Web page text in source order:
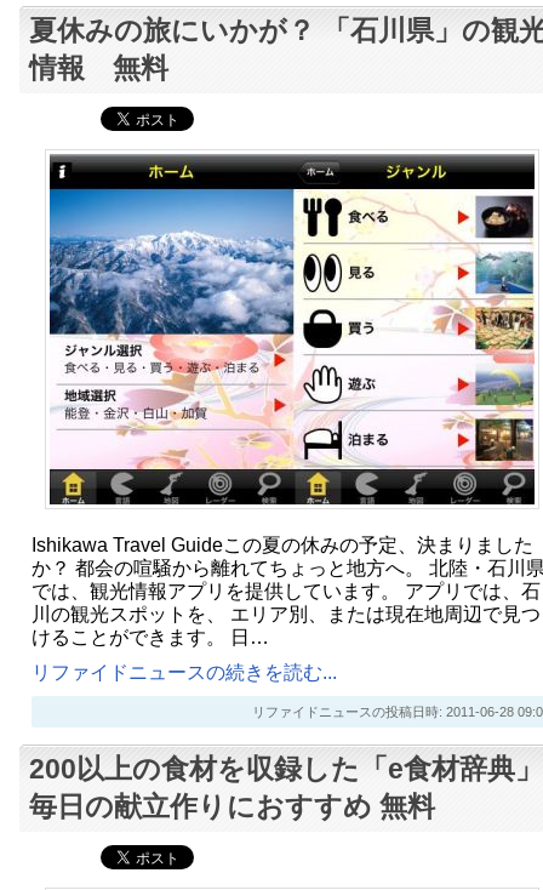
夏休みの旅にいかが？ 「石川県」の観
情報 無料
Ishikawa Travel Guideこの夏の休みの予定、決まりました
か？ 都会の喧騒から離れてちょっと地方へ。 北陸・石川
では、観光情報アプリを提供しています。 アプリでは、石
川の観光スポットを、 エリア別、または現在地周辺で見つ
けることができます。 日…
リファイドニュースの続きを読む...
リファイドニュースの投稿日時: 2011-06-28
200以上の食材を収録した「e食材辞典」
毎日の献立作りにおすすめ 無料